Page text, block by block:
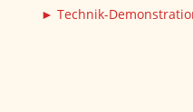
► Technik-